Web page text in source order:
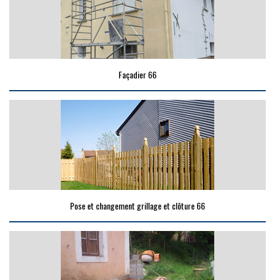
Façadier 66
Pose et changement grillage et clôture 66